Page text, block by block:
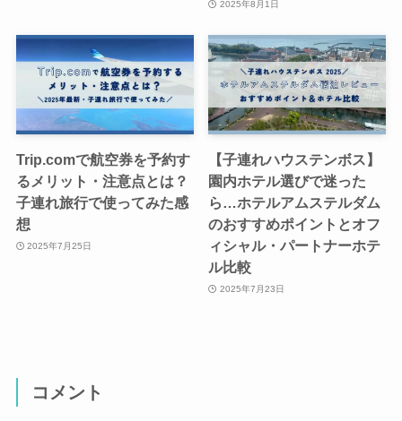
2025年8月1日
Trip.comで航空券を予約す
るメリット・注意点とは？
子連れ旅行で使ってみた感
想
2025年7月25日
【子連れハウステンボス】
園内ホテル選びで迷った
ら…ホテルアムステルダム
のおすすめポイントとオフ
ィシャル・パートナーホテ
ル比較
2025年7月23日
コメント